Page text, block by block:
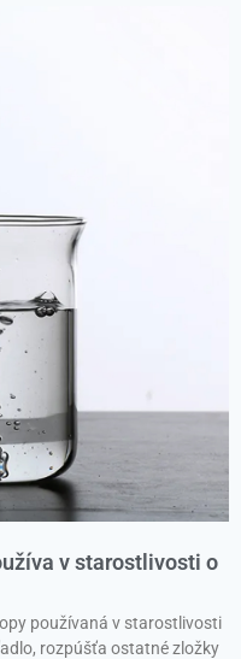
v starostlivosti o
používaná v starostlivosti
rozpúšťa ostatné zložky